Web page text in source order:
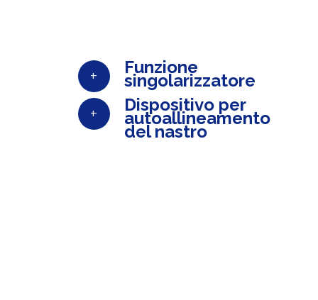
+ Funzione
singolarizzatore
+ Dispositivo per
autoallineamento
del nastro